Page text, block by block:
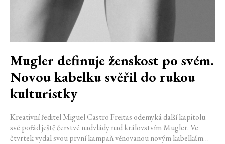
Mugler definuje ženskost po svém.
Novou kabelku svěřil do rukou
kulturistky
Kreativní ředitel Miguel Castro Freitas odemyká další kapitolu
své pořád ještě čerstvé nadvlády nad královstvím Mugler. Ve
čtvrtek vydal svou první kampaň věnovanou novým kabelkám